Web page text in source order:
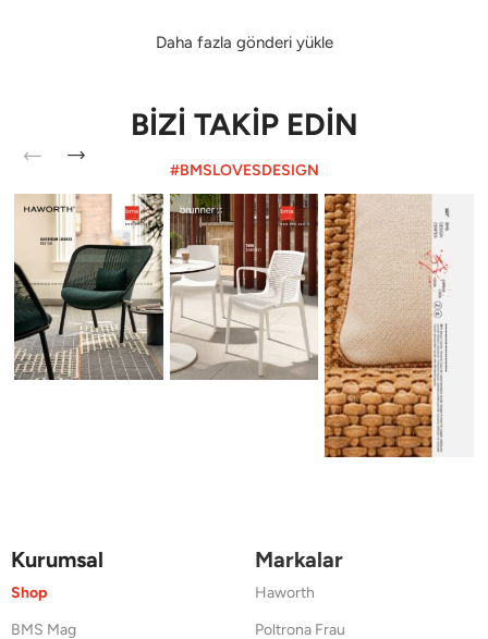
Daha fazla gönderi yükle
BİZİ TAKİP EDİN
#BMSLOVESDESIGN
Kurumsal
Shop
BMS Mag
Markalar
Haworth
Poltrona Frau